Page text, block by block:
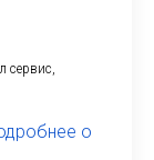
сервис,
о